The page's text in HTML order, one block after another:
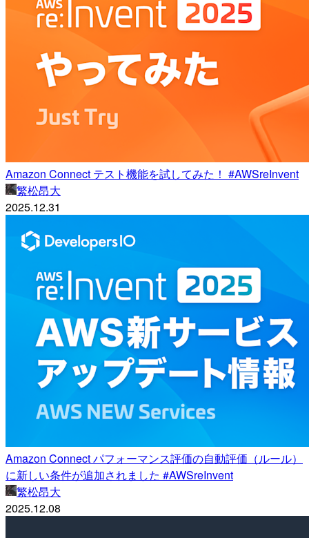
Amazon Connect テスト機能を試してみた！ #AWSreInvent
繁松昂大
2025.12.31
Amazon Connect パフォーマンス評価の自動評価（ルール）
に新しい条件が追加されました #AWSreInvent
繁松昂大
2025.12.08